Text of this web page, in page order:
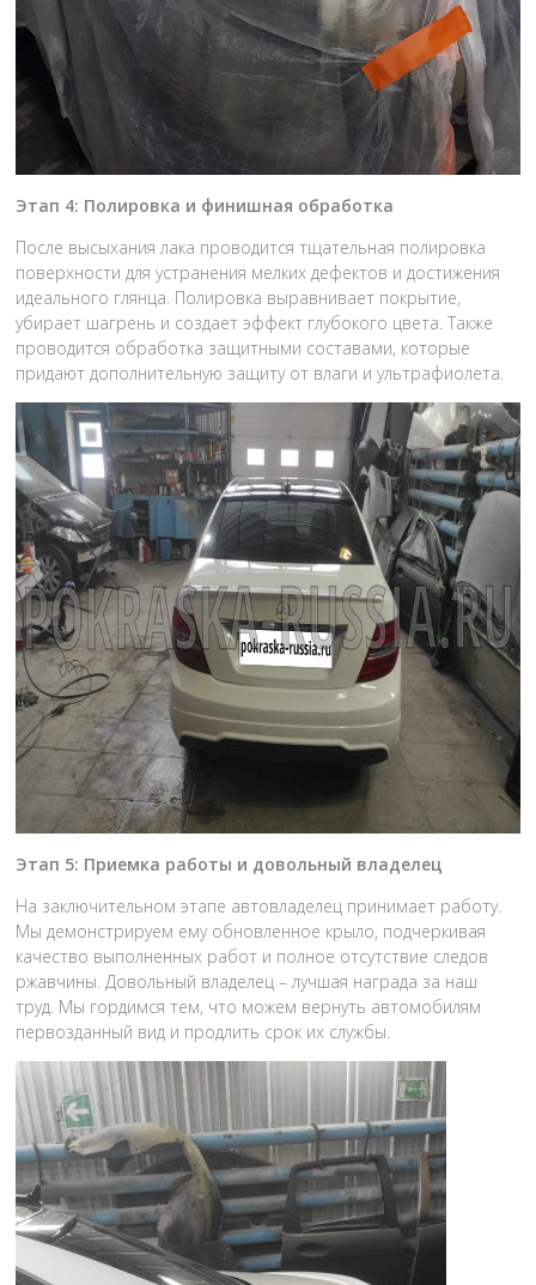
Этап 4: Полировка и финишная обработка
После высыхания лака проводится тщательная полировка
поверхности для устранения мелких дефектов и достижения
идеального глянца. Полировка выравнивает покрытие,
убирает шагрень и создает эффект глубокого цвета. Также
проводится обработка защитными составами, которые
придают дополнительную защиту от влаги и ультрафиолета.
Этап 5: Приемка работы и довольный владелец
На заключительном этапе автовладелец принимает работу.
Мы демонстрируем ему обновленное крыло, подчеркивая
качество выполненных работ и полное отсутствие следов
ржавчины. Довольный владелец – лучшая награда за наш
труд. Мы гордимся тем, что можем вернуть автомобилям
первозданный вид и продлить срок их службы.